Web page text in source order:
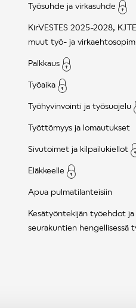
Työsuhde ja virkasuhde
KirVESTES 2025-2028,
muut työ- ja
Palkkaus
Työaika
Työhyvinvointi ja työsuojelu
Työttömyys ja lomautukset
Sivutoimet ja kilpailukiellot
Eläkkeelle
Apua pulmatilanteisiin
Kesätyöntekijän työehdot ja
seurakuntien hengellisessä